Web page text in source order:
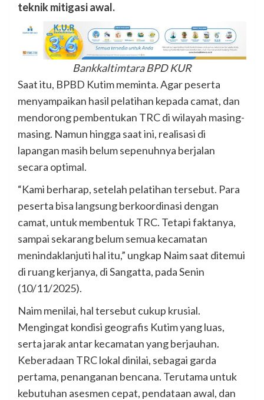
teknik mitigasi awal.
Bankkaltimtara BPD KUR
Saat itu, BPBD Kutim meminta. Agar peserta
menyampaikan hasil pelatihan kepada camat, dan
mendorong pembentukan TRC di wilayah masing-
masing. Namun hingga saat ini, realisasi di
lapangan masih belum sepenuhnya berjalan
secara optimal.
“Kami berharap, setelah pelatihan tersebut. Para
peserta bisa langsung berkoordinasi dengan
camat, untuk membentuk TRC. Tetapi faktanya,
sampai sekarang belum semua kecamatan
menindaklanjuti hal itu,” ungkap Naim saat ditemui
di ruang kerjanya, di Sangatta, pada Senin
(10/11/2025).
Naim menilai, hal tersebut cukup krusial.
Mengingat kondisi geografis Kutim yang luas,
serta jarak antar kecamatan yang berjauhan.
Keberadaan TRC lokal dinilai, sebagai garda
pertama, penanganan bencana. Terutama untuk
kebutuhan asesmen cepat, pendataan awal, dan